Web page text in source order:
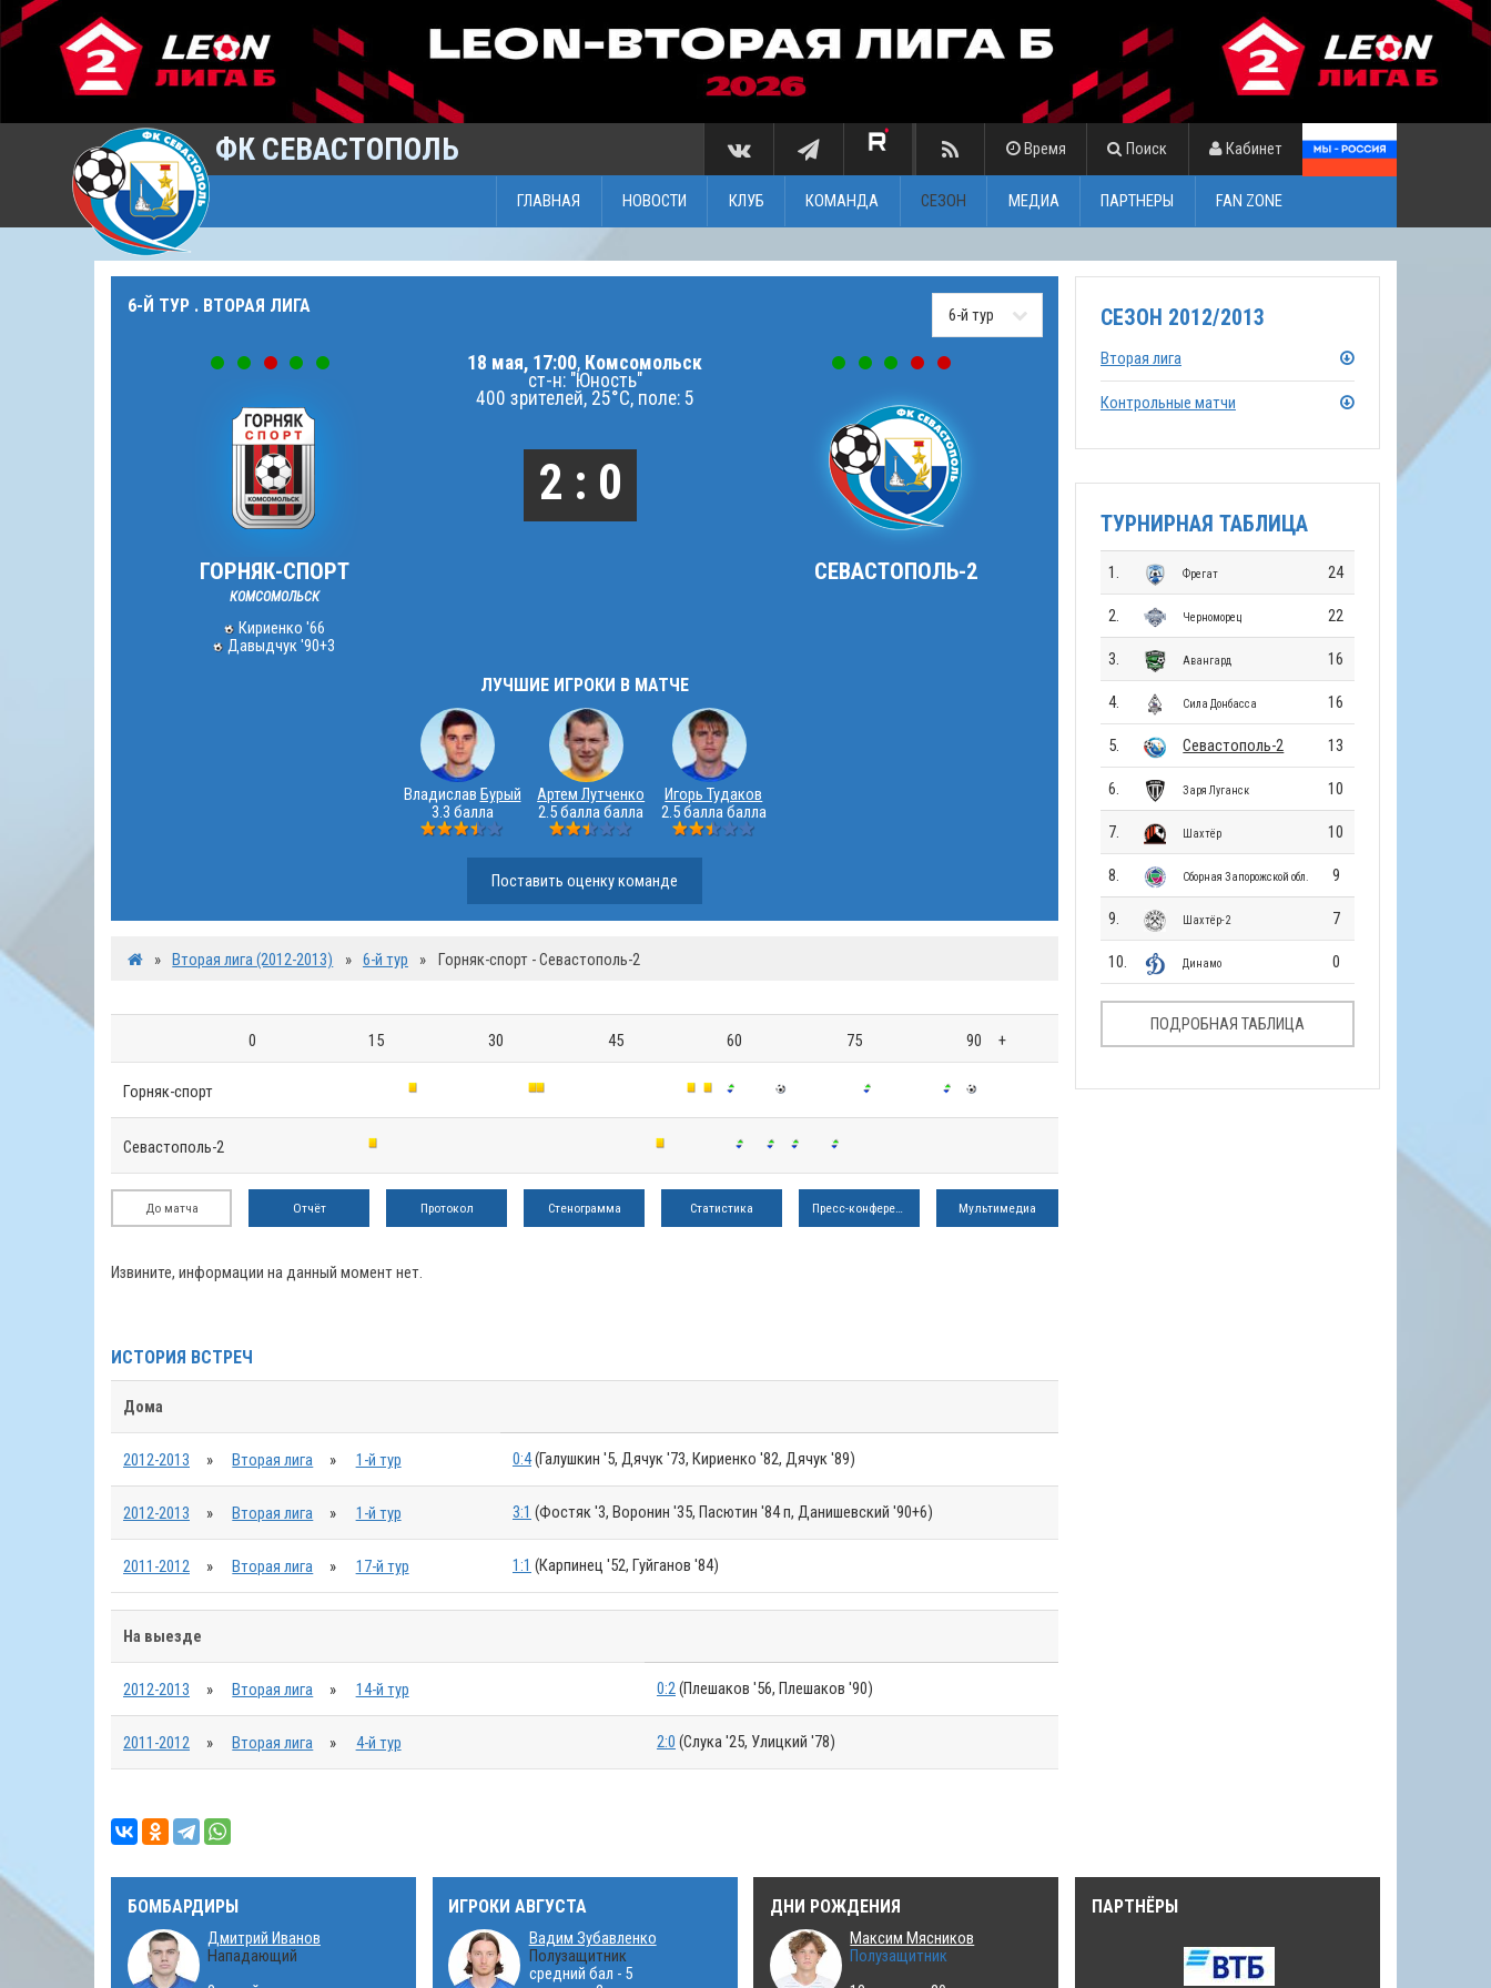
ФК СЕВАСТОПОЛЬ Время Поиск Кабинет
ГЛАВНАЯ НОВОСТИ КЛУБ КОМАНДА СЕЗОН МЕДИА ПАРТНЕРЫ FAN ZONE
6-Й ТУР . ВТОРАЯ ЛИГА
ГОРНЯК-СПОРТ
КОМСОМОЛЬСК
Кириенко '66
Давыдчук '90+3
18 мая, 17:00, Комсомольск
ст-н: "Юность"
400 зрителей, 25°C, поле: 5
2 : 0
СЕВАСТОПОЛЬ-2
ЛУЧШИЕ ИГРОКИ В МАТЧЕ
Владислав Бурый
3.3 балла
Артем Лутченко
2.5 балла балла
Игорь Тудаков
2.5 балла балла
Поставить оценку команде
» Вторая лига (2012-2013) » 6-й тур » Горняк-спорт - Севастополь-2
0 15 30 45 60 75 90 +
Горняк-спорт
Севастополь-2
До матча Отчёт Протокол Стенограмма Статистика Пресс-конференция Мультимедиа
Извините, информации на данный момент нет.
ИСТОРИЯ ВСТРЕЧ
Дома
2012-2013 » Вторая лига » 1-й тур 0:4(Галушкин '5, Дячук '73, Кириенко '82, Дячук '89)
2012-2013 » Вторая лига » 1-й тур 3:1 (Фостяк '3, Воронин '35, Пасютин '84 п, Данишевский '90+6)
2011-2012 » Вторая лига » 17-й тур 1:1 (Карпинец '52, Гуйганов '84)
На выезде
2012-2013 » Вторая лига » 14-й тур 0:2 (Плешаков '56, Плешаков '90)
2011-2012 » Вторая лига » 4-й тур 2:0 (Слука '25, Улицкий '78)
СЕЗОН 2012/2013
Вторая лига
Контрольные матчи
ТУРНИРНАЯ ТАБЛИЦА
1. Фрегат 24
2. Черноморец 22
3. Авангард 16
4. Сила Донбасса 16
5. Севастополь-2 13
6. Заря Луганск 10
7. Шахтёр 10
8. Сборная Запорожской обл. 9
9. Шахтёр-2 7
10. Динамо 0
ПОДРОБНАЯ ТАБЛИЦА
БОМБАРДИРЫ
Дмитрий Иванов
Нападающий
ИГРОКИ АВГУСТА
Вадим Зубавленко
Полузащитник
средний бал - 5
ДНИ РОЖДЕНИЯ
Максим Мясников
Полузащитник
ПАРТНЁРЫ